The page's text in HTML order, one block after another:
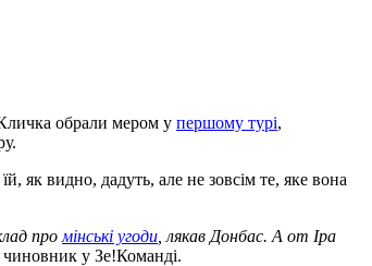
обрали мером у першому турі,
як видно, дадуть, але не зовсім те, яке вона
про мінські угоди , лякав Донбас. А от Іра
у Зе!Команді.